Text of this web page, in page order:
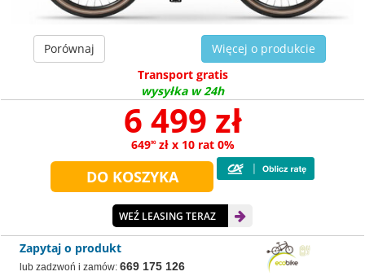
Porównaj
Więcej o produkcie
Transport gratis
wysyłka w 24h
6 499 zł
64990zł x 10 rat 0%
WEŹ LEASING TERAZ
Zapytaj o produkt
lub zadzwoń i zamów: 669 175 126